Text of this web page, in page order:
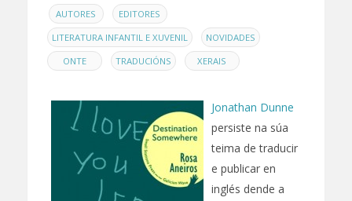
ENAUTORES , EDITORES ,
LITERATURA INFANTIL E XUVENIL , NOVIDADES ,
ONTE , TRADUCIÓNS , XERAIS
Jonathan Dunne
persiste na súa
teima de traducir
e publicar en
inglés dende a